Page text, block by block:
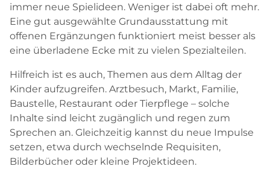
immer neue Spielideen. Weniger ist dabei oft mehr.
Eine gut ausgewählte Grundausstattung mit
offenen Ergänzungen funktioniert meist besser als
eine überladene Ecke mit zu vielen Spezialteilen.
Hilfreich ist es auch, Themen aus dem Alltag der
Kinder aufzugreifen. Arztbesuch, Markt, Familie,
Baustelle, Restaurant oder Tierpflege – solche
Inhalte sind leicht zugänglich und regen zum
Sprechen an. Gleichzeitig kannst du neue Impulse
setzen, etwa durch wechselnde Requisiten,
Bilderbücher oder kleine Projektideen.